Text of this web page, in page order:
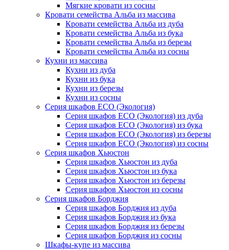
Мягкие кровати из сосны
Кровати семейства Альба из массива
Кровати семейства Альба из дуба
Кровати семейства Альба из бука
Кровати семейства Альба из березы
Кровати семейства Альба из сосны
Кухни из массива
Кухни из дуба
Кухни из бука
Кухни из березы
Кухни из сосны
Серия шкафов ECO (Экология)
Серия шкафов ECO (Экология) из дуба
Серия шкафов ECO (Экология) из бука
Серия шкафов ECO (Экология) из березы
Серия шкафов ECO (Экология) из сосны
Серия шкафов Хьюстон
Серия шкафов Хьюстон из дуба
Серия шкафов Хьюстон из бука
Серия шкафов Хьюстон из березы
Серия шкафов Хьюстон из сосны
Серия шкафов Борджия
Серия шкафов Борджия из дуба
Серия шкафов Борджия из бука
Серия шкафов Борджия из березы
Серия шкафов Борджия из сосны
Шкафы-купе из массива